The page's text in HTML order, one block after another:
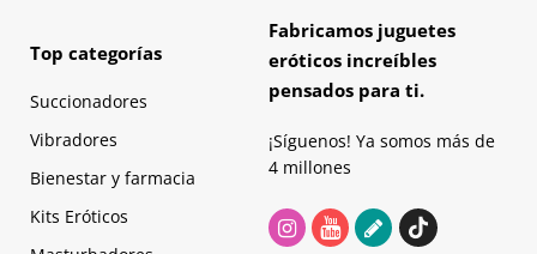
Top categorías
Succionadores
Vibradores
Bienestar y farmacia
Kits Eróticos
Fabricamos juguetes
eróticos increíbles
pensados para ti.
¡Síguenos! Ya somos más de
4 millones